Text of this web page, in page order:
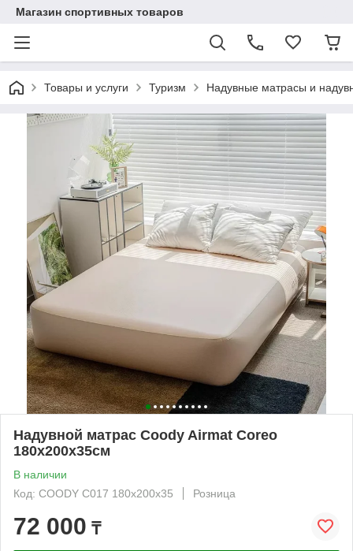
Магазин спортивных товаров
Товары и услуги Туризм Надувные матрасы и
Надувной матрас Coody Airmat Coreo
180х200х35см
В наличии
Код: COODY C017 180х200х35
Розница
72 000 ₸